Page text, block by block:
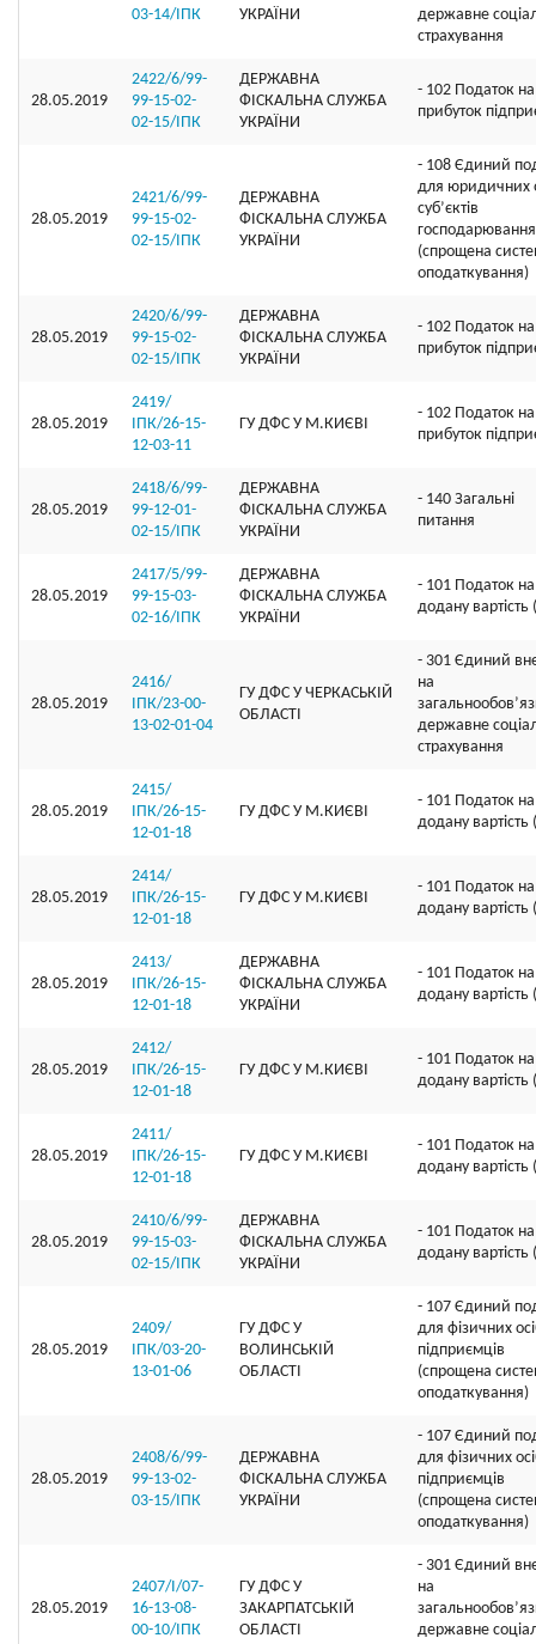
03-14/ІПК
УКРАЇНИ
державне
страхування
28.05.2019
2422/6/99-
99-15-02-
02-15/ІПК
ДЕРЖАВНА
ФІСКАЛЬНА СЛУЖБА
УКРАЇНИ
- 102 Податок на
прибуток
28.05.2019
2421/6/99-
99-15-02-
02-15/ІПК
ДЕРЖАВНА
ФІСКАЛЬНА СЛУЖБА
УКРАЇНИ
- 108 Єдиний
для юридичних
суб’єктів
господарювання
(спрощена
оподаткування)
28.05.2019
2420/6/99-
99-15-02-
02-15/ІПК
ДЕРЖАВНА
ФІСКАЛЬНА СЛУЖБА
УКРАЇНИ
- 102 Податок на
прибуток
28.05.2019
2419/
ІПК/26-15-
12-03-11
ГУ ДФС У М.КИЄВI
- 102 Податок на
прибуток
28.05.2019
2418/6/99-
99-12-01-
02-15/ІПК
ДЕРЖАВНА
ФІСКАЛЬНА СЛУЖБА
УКРАЇНИ
- 140 Загальні
питання
28.05.2019
2417/5/99-
99-15-03-
02-16/ІПК
ДЕРЖАВНА
ФІСКАЛЬНА СЛУЖБА
УКРАЇНИ
- 101 Податок на
додану
28.05.2019
2416/
ІПК/23-00-
13-02-01-04
ГУ ДФС У ЧЕРКАСЬКIЙ
ОБЛАСТI
- 301 Єдиний
на
державне
страхування
28.05.2019
2415/
ІПК/26-15-
12-01-18
ГУ ДФС У М.КИЄВI
- 101 Податок на
додану
28.05.2019
2414/
ІПК/26-15-
12-01-18
ГУ ДФС У М.КИЄВI
- 101 Податок на
додану
28.05.2019
2413/
ІПК/26-15-
12-01-18
ДЕРЖАВНА
ФІСКАЛЬНА СЛУЖБА
УКРАЇНИ
- 101 Податок на
додану
28.05.2019
2412/
ІПК/26-15-
12-01-18
ГУ ДФС У М.КИЄВI
- 101 Податок на
додану
28.05.2019
2411/
ІПК/26-15-
12-01-18
ГУ ДФС У М.КИЄВI
- 101 Податок на
додану
28.05.2019
2410/6/99-
99-15-03-
02-15/ІПК
ДЕРЖАВНА
ФІСКАЛЬНА СЛУЖБА
УКРАЇНИ
- 101 Податок на
додану
28.05.2019
2409/
ІПК/03-20-
13-01-06
ГУ ДФС У
ВОЛИНСЬКIЙ
ОБЛАСТI
- 107 Єдиний
для фізичних
підприємців
(спрощена
оподаткування)
28.05.2019
2408/6/99-
99-13-02-
03-15/ІПК
ДЕРЖАВНА
ФІСКАЛЬНА СЛУЖБА
УКРАЇНИ
- 107 Єдиний
для фізичних
підприємців
(спрощена
оподаткування)
28.05.2019
2407/І/07-
16-13-08-
00-10/ІПК
ГУ ДФС У
ЗАКАРПАТСЬКIЙ
ОБЛАСТI
- 301 Єдиний
на
державне